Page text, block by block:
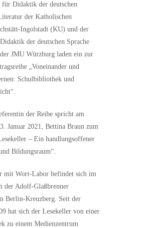
Didaktik der deutschen
der Katholischen
Ingolstadt (KU) und der
der deutschen Sprache
JMU Würzburg laden ein zur
„Voneinander und
Schulbibliothek und
der Reihe spricht am
Januar 2021, Bettina Braun zum
– Ein handlungsoffener
Bildungsraum“.
mit Wort-Labor befindet sich im
der Adolf-Glaßbrenner
Berlin-Kreuzberg. Seit der
hat sich der Lesekeller von einer
zu einem Medienzentrum